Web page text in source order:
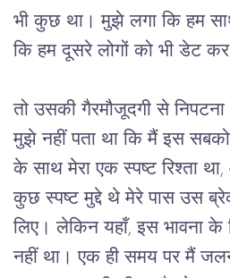
भी कुछ था। मुझे लगा कि हम
कि हम दूसरे लोगों को भी डेट
तो उसकी गैरमौजूदगी से
मुझे नहीं पता था कि मैं इस
के साथ मेरा एक स्पष्ट रिश्ता
कुछ स्पष्ट मुद्दे थे मेरे पास उस
लिए। लेकिन यहाँ, इस भावना के
नहीं था। एक ही समय पर मैं